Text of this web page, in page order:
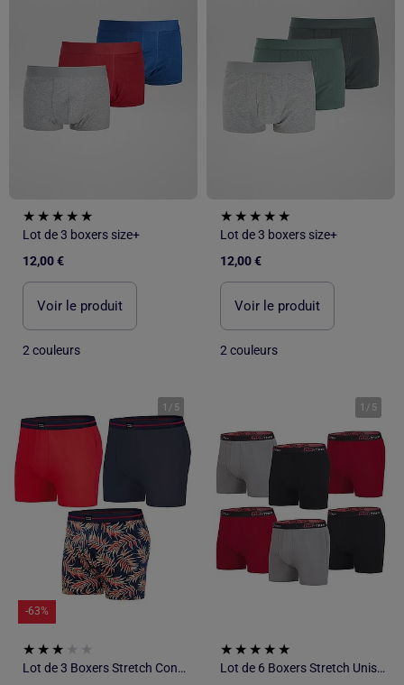
Lot de 3 boxers size+
12,00 €
Voir le produit
2 couleurs
Lot de 3 boxers size+
12,00 €
Voir le produit
2 couleurs
1 / 5
-63%
Lot de 3 Boxers Stretch Confort - ATLAS FOR MEN
1 / 5
Lot de 6 Boxers Stretch Unis RX-Trem - ATLAS FOR MEN